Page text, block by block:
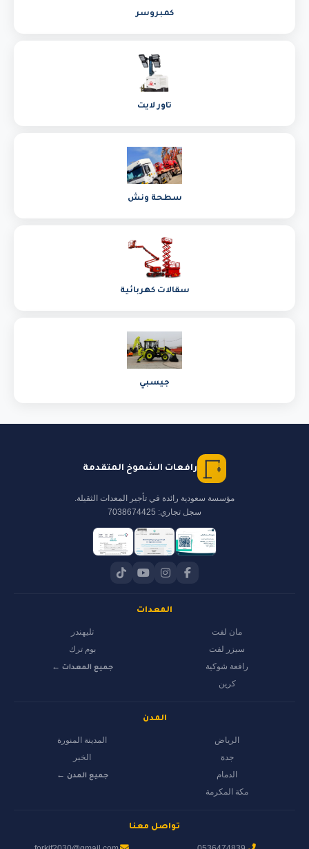
كمبروسر
تاور لايت
سطحة ونش
سقالات كهربائية
جيسبي
رافعات الشموخ المتقدمة
مؤسسة سعودية رائدة في تأجير المعدات الثقيلة.
سجل تجاري: 7038674425
المعدات
مان لفت
سيزر لفت
رافعة شوكية
كرين
تليهندر
بوم ترك
جميع المعدات ←
المدن
الرياض
جدة
الدمام
مكة المكرمة
المدينة المنورة
الخبر
جميع المدن ←
تواصل معنا